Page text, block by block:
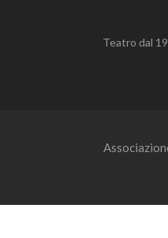
Teatro dal